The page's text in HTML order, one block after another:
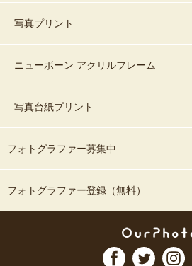
写真プリント
ニューボーン アクリルフレーム
写真台紙プリント
フォトグラファー募集中
フォトグラファー登録（無料）